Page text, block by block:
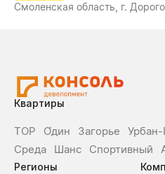
Смоленская область, г.
Квартиры
ТОР О́дин Загорье
Среда
Шанс Спортивный
Регионы